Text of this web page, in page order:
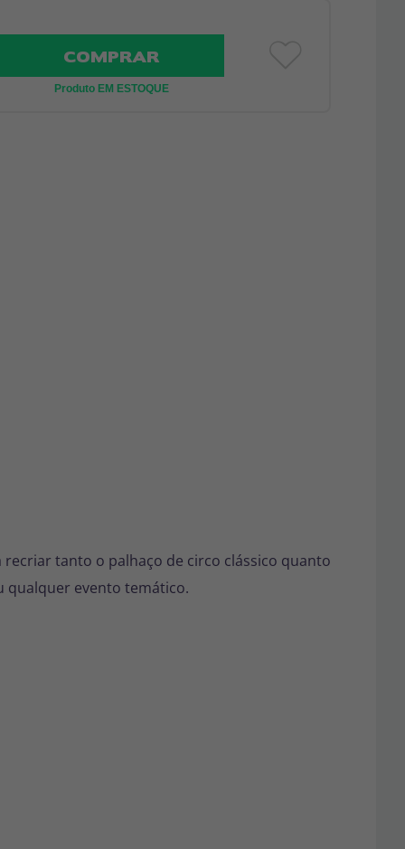
COMPRAR
Produto EM ESTOQUE
tanto o palhaço de circo clássico quanto
qualquer evento temático.